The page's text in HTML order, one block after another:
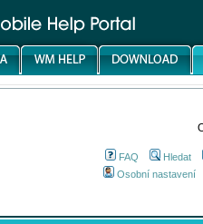
FAQ Hledat
Osobní nastavení